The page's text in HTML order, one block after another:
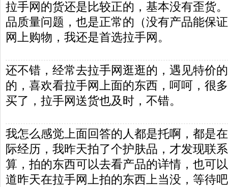
拉手网的货还是比较正的，基本没有歪货
品质量问题，也是正常的（没有产品能保
网上购物，我还是首选拉手网。
还不错，经常去拉手网逛逛的，遇见特价
的，喜欢看拉手网上面的东西，呵呵，很
买了，拉手网送货也及时，不错。
我怎么感觉上面回答的人都是托啊，都是
际经历，我昨天拍了个护肤品，才发现联
算，拍的东西可以去看产品的详情，也可
道昨天在拉手网上拍的东西上当没，等待吧